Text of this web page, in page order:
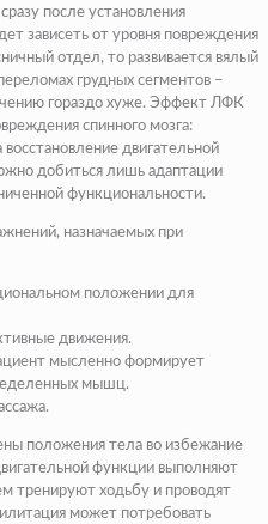
после установления
зависеть от уровня повреждения
отдел, то развивается вялый
грудных сегментов –
гораздо хуже. Эффект ЛФК
спинного мозга:
двигательной
добиться лишь адаптации
функциональности.
назначаемых при
положении для
движения.
мысленно формирует
мышц.
положения тела во избежание
функции выполняют
тренируют ходьбу и проводят
может потребовать